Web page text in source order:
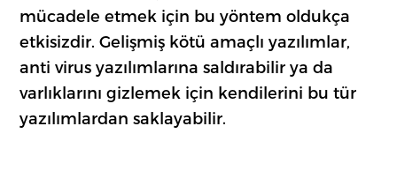
mücadele etmek için bu yöntem oldukça
etkisizdir. Gelişmiş kötü amaçlı yazılımlar,
anti virus yazılımlarına saldırabilir ya da
varlıklarını gizlemek için kendilerini bu tür
yazılımlardan saklayabilir.